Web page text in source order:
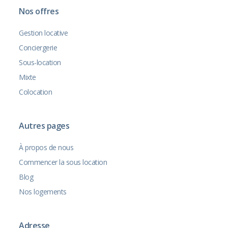
Nos offres
Gestion locative
Conciergerie
Sous-location
Mixte
Colocation
Autres pages
À propos de nous
Commencer la sous location
Blog
Nos logements
Adresse